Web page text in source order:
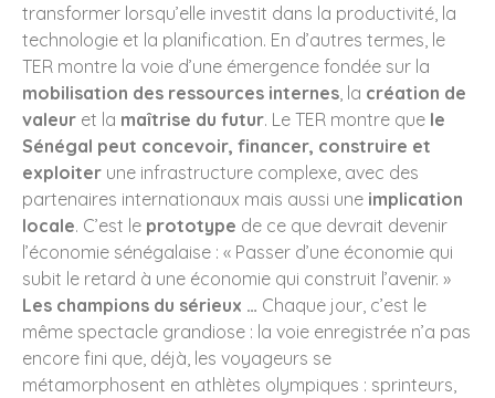
transformer lorsqu’elle investit dans la productivité, la
technologie et la planification. En d’autres termes, le
TER montre la voie d’une émergence fondée sur la
mobilisation des ressources internes , la création de
valeur et la maîtrise du futur. Le TER montre que le
Sénégal peut concevoir, financer, construire et
exploiter une infrastructure complexe, avec des
partenaires internationaux mais aussi une implication
locale. C’est le prototype de ce que devrait devenir
l’économie sénégalaise : « Passer d’une économie qui
subit le retard à une économie qui construit l’avenir. »
Les champions du sérieux … Chaque jour, c’est le
même spectacle grandiose : la voie enregistrée n’a pas
encore fini que, déjà, les voyageurs se
métamorphosent en athlètes olympiques : sprinteurs,